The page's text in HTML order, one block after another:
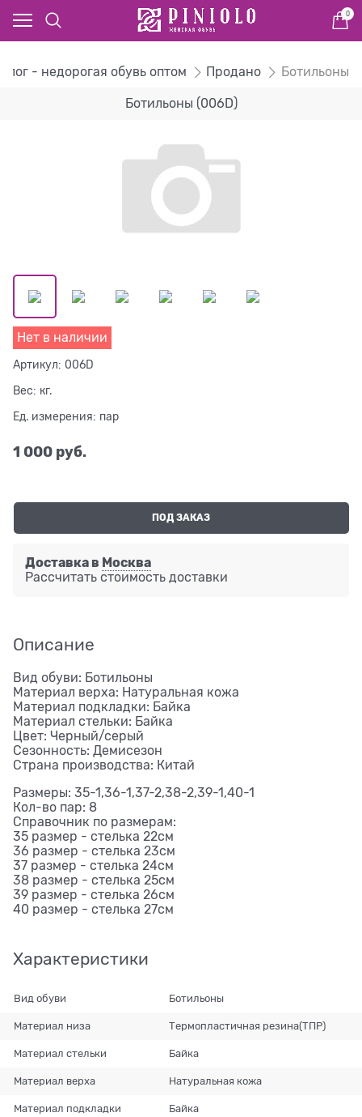
0
- недорогая обувь оптом Продано Ботильоны
Ботильоны (006D)
Нет в наличии
Артикул: 006D
Вес: кг.
Ед. измерения: пар
1 000 руб.
ПОД ЗАКАЗ
Доставка в Москва
Рассчитать стоимость доставки
Описание
Вид обуви: Ботильоны
Материал верха: Натуральная кожа
Материал подкладки: Байка
Материал стельки: Байка
Цвет: Черный/серый
Сезонность: Демисезон
Страна производства: Китай
Размеры: 35-1,36-1,37-2,38-2,39-1,40-1
Кол-во пар: 8
Справочник по размерам:
35 размер - стелька 22см
36 размер - стелька 23см
37 размер - стелька 24см
38 размер - стелька 25см
39 размер - стелька 26см
40 размер - стелька 27см
Характеристики
Вид обуви Ботильоны
Материал низа Термопластичная резина(ТПР)
Материал стельки Байка
Материал верха Натуральная кожа
Материал подкладки Байка